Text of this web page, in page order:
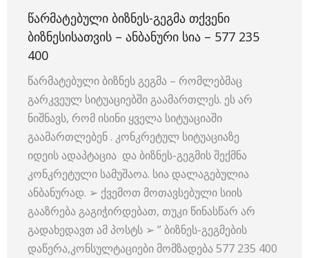
ᲬᲐᲠᲛᲐᲢᲔᲑᲣᲚᲘ ᲑᲘᲖᲜᲔᲡ-ᲒᲔᲒᲛᲐ ᲗᲥᲕᲔᲜᲘ
ᲑᲘᲖᲜᲔᲡᲘᲡᲐᲗᲕᲘᲡ – ᲐᲜᲑᲐᲜᲣᲠᲘ ᲡᲘᲐ – 577 235
400
წარმატებული ბიზნეს გეგმა – რომლებმაც
გარკვეულ სიტუაციებში გაამართლეს. ეს არ
ნიშნავს, რომ ისინი ყველა სიტუაციაში
გაამართლებენ . კონკრეტულ სიტუაციაზე
იდეის ადაპტაცია და ბიზნეს-გეგმის შექმნა
კონკრეტული სამუშაოა. სია დალაგებულია
ანბანურად. ➢ ქვემოთ მოთავსებული სიის
გააზრება გაგიჭირდებათ, თუკი წინასწარ არ
გადახედავთ ამ პოსტს ➢ ” ბიზნეს-გეგმების
დაწერა,კონსულტაციები მომზადება 577 235 400